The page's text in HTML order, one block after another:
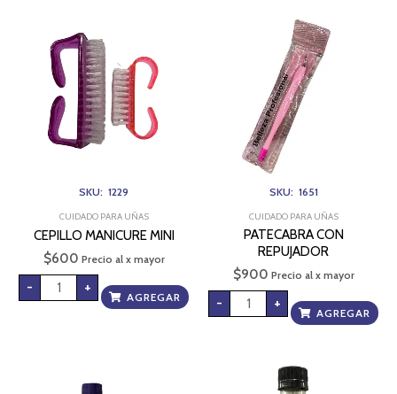
SKU: 1229
CUIDADO PARA UÑAS
CEPILLO MANICURE MINI
$600 Precio al x mayor
-
cantidad
+
AGREGAR
SKU: 1651
CUIDADO PARA UÑAS
PATECABRA CON
REPUJADOR
$900 Precio al x mayor
- +
AGREGAR